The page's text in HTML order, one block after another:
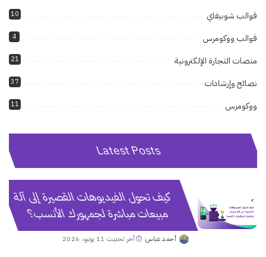
قوالب شوبيفاي 10
قوالب ووكومرس 4
منصات التجارة الإلكترونية 21
نصائح وإرشادات 37
ووكومرس 11
Latest Posts
كيف تحول الفيديوهات القصيرة إلى آلة
مبيعات مباشرة لجمهورك الأنسب؟
Postedأحمد عباس أخر تحديث 11 يونيو، 2026